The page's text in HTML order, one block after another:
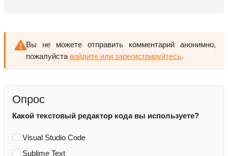
Вы не можете отправить комментарий анонимно,
пожалуйста войдите или зарегистрируйтесь.
Опрос
Какой текстовый редактор кода вы используете?
Visual Studio Code
Sublime Text